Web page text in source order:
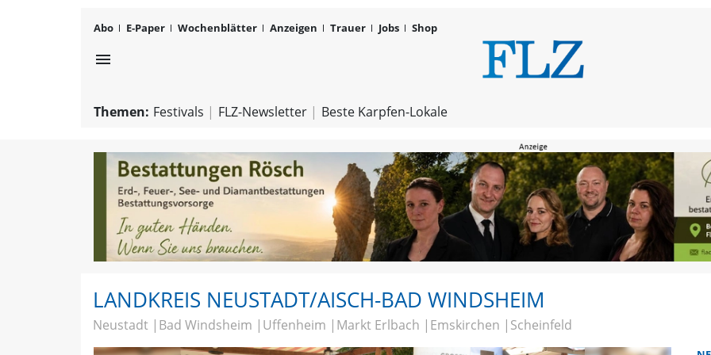
Abo E-Paper Wochenblätter Anzeigen Trauer Jobs Shop
menu Neustadt/
Themen: Festivals FLZ-Newsletter Beste Karpfen-Lokale
LANDKREIS NEUSTADT/AISCH-BAD WINDSHEIM
Neustadt Bad Windsheim Uffenheim Markt Erlbach Emskirchen Scheinfeld